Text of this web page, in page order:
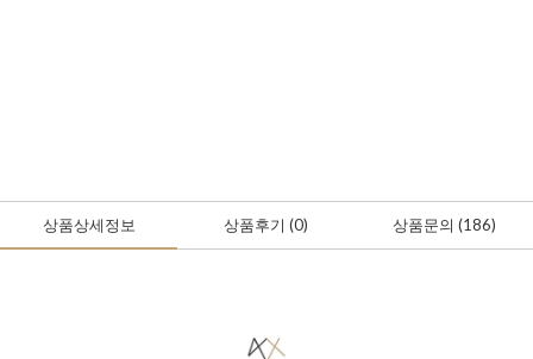
상품상세정보 상품후기 (0) 상품문의 (186)